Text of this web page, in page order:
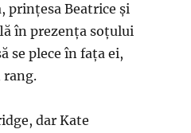
prinţesa Beatrice şi
în prezenţa soţului
se plece în faţa ei,
rang.
dar Kate